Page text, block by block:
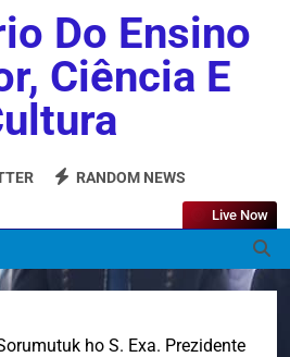
Do Ensino
Ciência E
RANDOM NEWS
Live Now
ho S. Exa. Prezidente